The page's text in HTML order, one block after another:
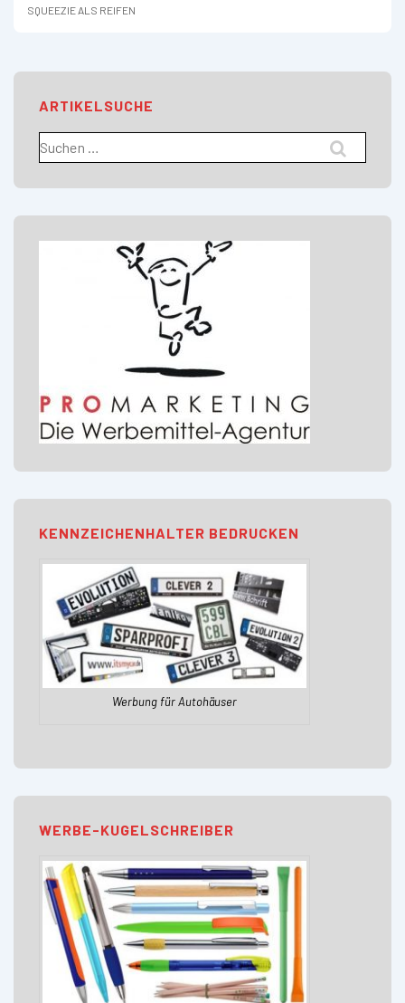
SQUEEZIE ALS REIFEN
ARTIKELSUCHE
nach:
KENNZEICHENHALTER BEDRUCKEN
Werbung für Autohäuser
WERBE-KUGELSCHREIBER